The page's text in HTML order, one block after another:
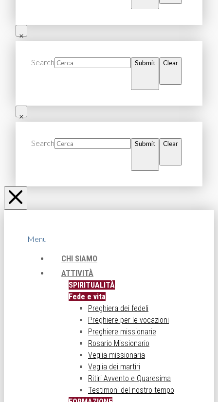
Search Submit Clear
Search Submit Clear
Menu
CHI SIAMO
ATTIVITÀ
SPIRITUALITÀ
Fede e vita
Preghiera dei fedeli
Preghiere per le vocazioni
Preghiere missionarie
Rosario Missionario
Veglia missionaria
Veglia dei martiri
Ritiri Avvento e Quaresima
Testimoni del nostro tempo